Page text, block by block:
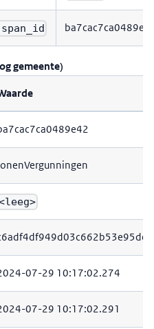
gemeente)
07-29 10:17:02.274
07-29 10:17:02.291